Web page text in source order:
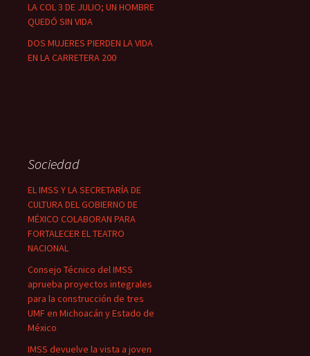
LA COL 3 DE JULIO; UN HOMBRE
QUEDÓ SIN VIDA
DOS MUJERES PIERDEN LA VIDA
EN LA CARRETERA 200
Sociedad
EL IMSS Y LA SECRETARÍA DE
CULTURA DEL GOBIERNO DE
MÉXICO COLABORAN PARA
FORTALECER EL TEATRO
NACIONAL
Consejo Técnico del IMSS
aprueba proyectos integrales
para la construcción de tres
UMF en Michoacán y Estado de
México
IMSS devuelve la vista a joven